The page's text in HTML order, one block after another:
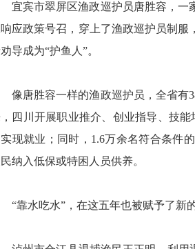
宜宾市翠屏区渔政巡护员唐胜容，一
应政策号召，穿上了渔政巡护员制
导成为“护鱼人”。
像唐胜容一样的渔政巡护员，全省有
四川开展职业推介、创业指导、技
实现就业；同时，1.6万余名符合条件
纳入低保或特困人员供养。
“靠水吃水”，在这五年也被赋予了新